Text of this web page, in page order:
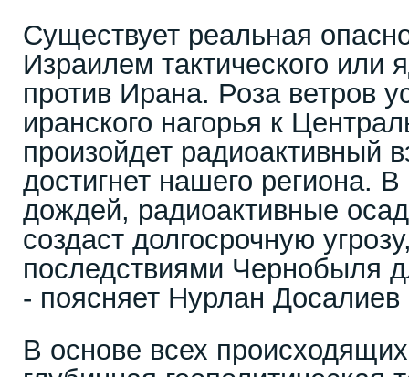
Существует реальная
Израилем тактического или
против Ирана. Роза ветров
иранского нагорья к
произойдет радиоактивный
достигнет нашего региона.
дождей, радиоактивные
создаст долгосрочную
последствиями Чернобыля
- поясняет Нурлан Досалиев
В основе всех